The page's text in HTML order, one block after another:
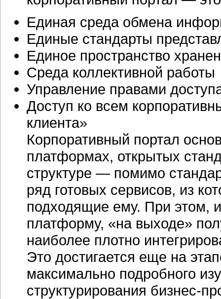
Единая среда обмена
Единые стандарты
Единое пространство
Среда коллективной работы
Управление правами
Доступ ко всем
клиента»
Корпоративный портал
платформах, открытых
структуре — помимо
ряд готовых сервисов, из
подходящие ему. При этом,
платформу, «на выходе»
наиболее плотно
Это достигается еще на
максимально подробного
структурирования бизнес-